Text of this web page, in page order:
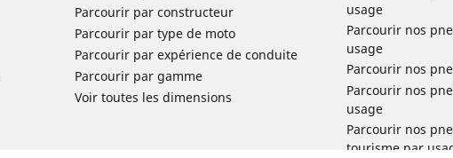
Parcourir par constructeur
Parcourir par type de moto
Parcourir par expérience de conduite
Parcourir par gamme
Voir toutes les dimensions
usage
Parcourir nos
usage
Parcourir nos
Parcourir nos
usage
Parcourir nos
tourisme par